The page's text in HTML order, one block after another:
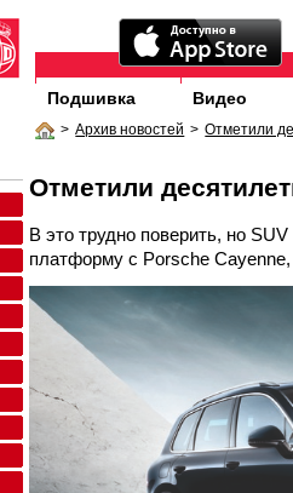
Подшивка Видео
> Архив новостей > Отметили
Отметили
В это трудно поверить, но
платформу с Porsche